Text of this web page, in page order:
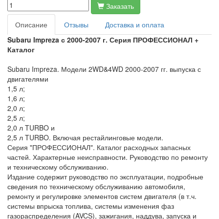
Заказать
Описание
Отзывы
Доставка и оплата
Subaru Impreza с 2000-2007 г. Серия ПРОФЕССИОНАЛ +
Каталог
Subaru Impreza. Модели 2WD&4WD 2000-2007 гг. выпуска с
двигателями
1,5 л;
1,6 л;
2,0 л;
2,5 л;
2,0 л TURBO и
2,5 л TURBO. Включая рестайлинговые модели.
Серия "ПРОФЕССИОНАЛ". Каталог расходных запасных
частей. Характерные неисправности. Руководство по ремонту
и техническому обслуживанию.
Издание содержит руководство по эксплуатации, подробные
сведения по техническому обслуживанию автомобиля,
ремонту и регулировке элементов систем двигателя (в т.ч.
системы впрыска топлива, системы изменения фаз
газораспределения (AVCS), зажигания, наддува, запуска и